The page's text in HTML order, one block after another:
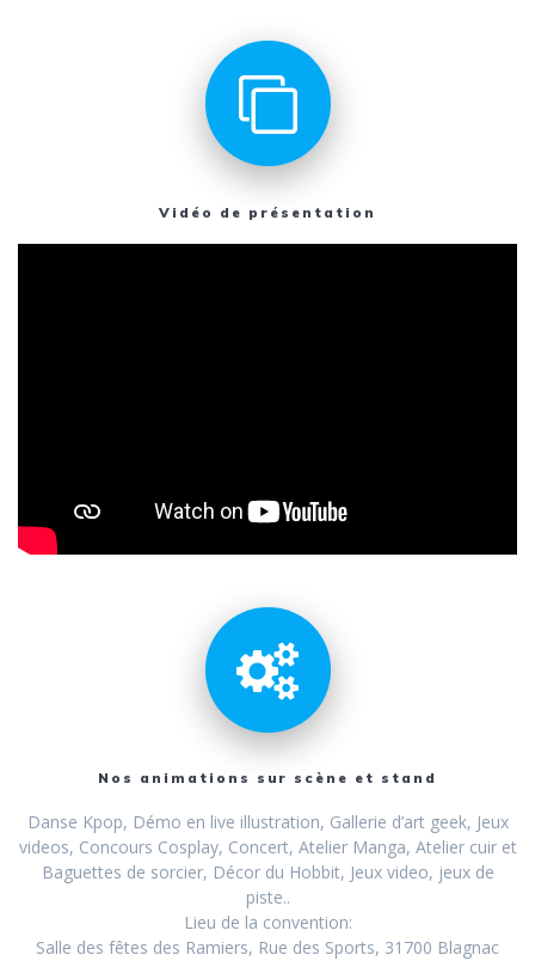
Vidéo de présentation
Nos animations sur scène et stand
Danse Kpop, Démo en live illustration, Gallerie d’art geek, Jeux
videos, Concours Cosplay, Concert, Atelier Manga, Atelier cuir et
Baguettes de sorcier, Décor du Hobbit, Jeux video, jeux de
piste..
Lieu de la convention:
Salle des fêtes des Ramiers, Rue des Sports, 31700 Blagnac